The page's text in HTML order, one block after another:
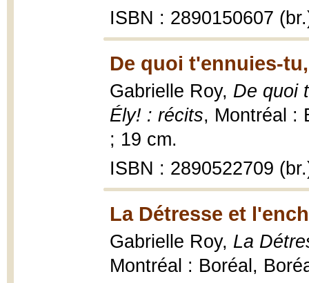
ISBN : 2890150607
De quoi t'ennuies-
Gabrielle Roy, De quoi
Ély! : récits, Montréal :
; 19 cm.
ISBN : 2890522709
La Détresse et
Gabrielle Roy, La
Montréal : Boréal,